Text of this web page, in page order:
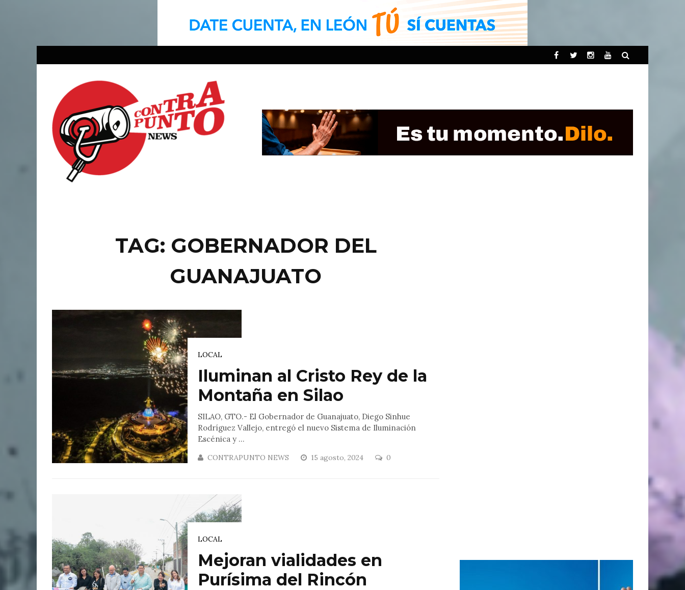
TAG: GOBERNADOR DEL
GUANAJUATO
LOCAL
Iluminan al Cristo Rey de la
Montaña en Silao
SILAO, GTO.- El Gobernador de Guanajuato, Diego Sinhue
Rodríguez Vallejo, entregó el nuevo Sistema de Iluminación
Escénica y ...
CONTRAPUNTO NEWS 15 agosto, 2024 0
LOCAL
Mejoran vialidades en
Purísima del Rincón